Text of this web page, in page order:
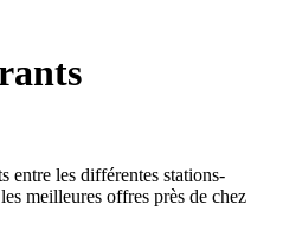
entre les différentes stations-
meilleures offres près de chez